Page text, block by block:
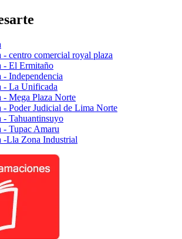
- centro comercial royal plaza
- El Ermitaño
- Independencia
- La Unificada
- Mega Plaza Norte
- Poder Judicial de Lima Norte
- Tahuantinsuyo
- Tupac Amaru
-Lla Zona Industrial